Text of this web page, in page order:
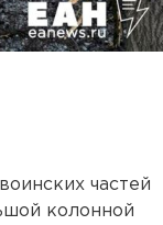
частей
колонной